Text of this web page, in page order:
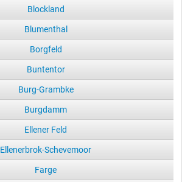
Blockland
Blumenthal
Borgfeld
Buntentor
Burg-Grambke
Burgdamm
Ellener Feld
Ellenerbrok-Schevemoor
Farge